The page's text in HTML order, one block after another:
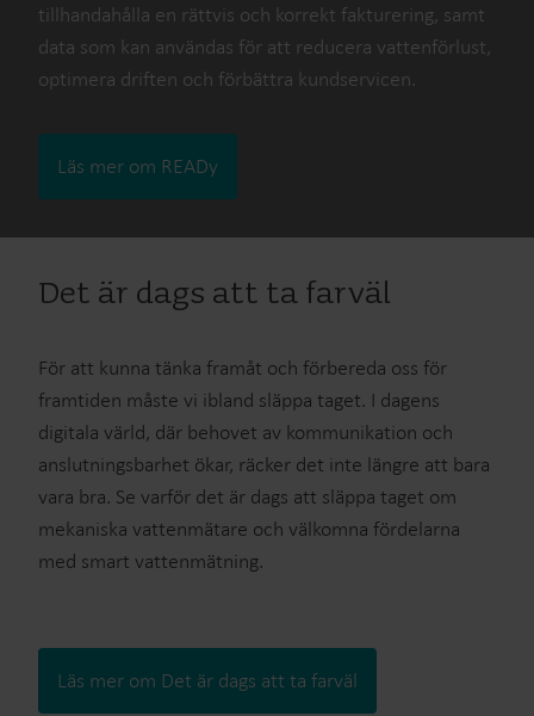
tillhandahålla en rättvis och korrekt fakturering, samt
data som kan användas för att reducera vattenförlust,
optimera driften och förbättra kundservicen.
Läs mer om READy
Det är dags att ta farväl
För att kunna tänka framåt och förbereda oss för
framtiden måste vi ibland släppa taget. I dagens
digitala värld, där behovet av kommunikation och
anslutningsbarhet ökar, räcker det inte längre att bara
vara bra. Se varför det är dags att släppa taget om
mekaniska vattenmätare och välkomna fördelarna
med smart vattenmätning.
Läs mer om Det är dags att ta farväl